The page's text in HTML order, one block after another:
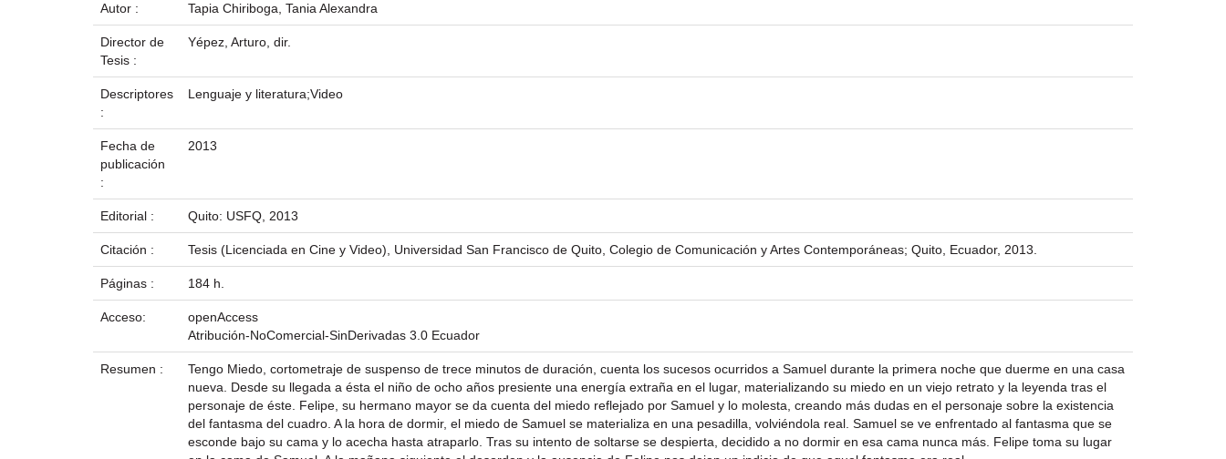
Autor : Tapia Chiriboga, Tania Alexandra
Director de
Tesis :
Yépez, Arturo, dir.
Descriptores
:
Lenguaje y literatura;Video
Fecha de
publicación
:
2013
Editorial : Quito: USFQ, 2013
Citación : Tesis (Licenciada en Cine y Video), Universidad San Francisco de Quito, Colegio de Comunicación y Artes Contemporáneas; Quito, Ecuador, 2013.
Páginas : 184 h.
Acceso:
openAccess
Atribución-NoComercial-SinDerivadas 3.0 Ecuador
Resumen :
Tengo Miedo, cortometraje de suspenso de trece minutos de duración, cuenta los sucesos ocurridos a Samuel durante la primera noche que duerme en una casa
nueva. Desde su llegada a ésta el niño de ocho años presiente una energía extraña en el lugar, materializando su miedo en un viejo retrato y la leyenda tras el
personaje de éste. Felipe, su hermano mayor se da cuenta del miedo reflejado por Samuel y lo molesta, creando más dudas en el personaje sobre la existencia
del fantasma del cuadro. A la hora de dormir, el miedo de Samuel se materializa en una pesadilla, volviéndola real. Samuel se ve enfrentado al fantasma que se
esconde bajo su cama y lo acecha hasta atraparlo. Tras su intento de soltarse se despierta, decidido a no dormir en esa cama nunca más. Felipe toma su lugar